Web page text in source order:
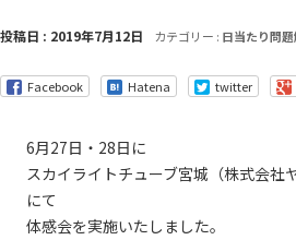
投稿日 : 2019年7月12日 カテゴリー : 日当たり問
Facebook Hatena twitter
6月27日・28日に
スカイライトチューブ宮城（株式会社
にて
体感会を実施いたしました。